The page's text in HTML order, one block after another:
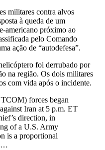
militares contra alvos
à queda de um
americano próximo ao
pelo Comando
ação de “autodefesa”.
foi derrubado por
na região. Os dois militares
com vida após o incidente.
forces began
Iran at 5 p.m. ET
direction, in
of a U.S. Army
is a proportional